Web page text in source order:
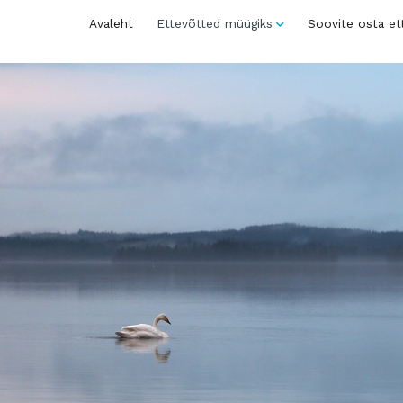
Avaleht Ettevõtted müügiks Soovite osta